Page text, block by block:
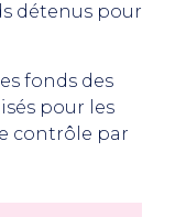
détenus pour
fonds des
pour les
contrôle par